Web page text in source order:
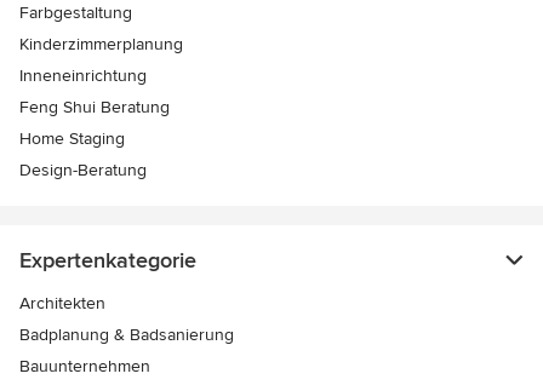
Farbgestaltung
Kinderzimmerplanung
Inneneinrichtung
Feng Shui Beratung
Home Staging
Design-Beratung
Expertenkategorie
Architekten
Badplanung & Badsanierung
Bauunternehmen